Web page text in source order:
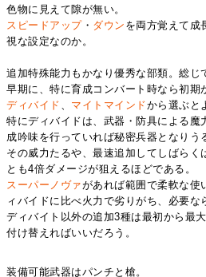
色物に見えて隙が無い。
スピードアップ・ ダウン を両方覚えて成
視な設定なのか。
追加特殊能力もかなり優秀な部類。総じ
早期に、特に育成コンバート時なら初期
ディバイド
マイトマインドから選ぶと
特にディバイドは、武器・防具による魔
成吟味を行っていれば秘密兵器となりう
その威力たるや、最速追加してしばらく
とも4倍ダメージが狙えるほどである。
スーパーノヴァがあれば範囲で柔軟な使
ィバイドに比べ火力で劣りがち、必要な
ディバイト以外の追加3種は最初から最
付け替えればいいだろう。
装備可能武器はパンチと槍。